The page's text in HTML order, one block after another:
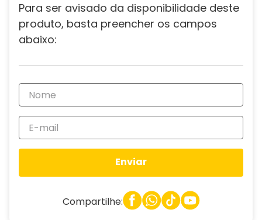
Para ser avisado da disponibilidade deste
produto, basta preencher os campos
abaixo:
Enviar
Compartilhe: